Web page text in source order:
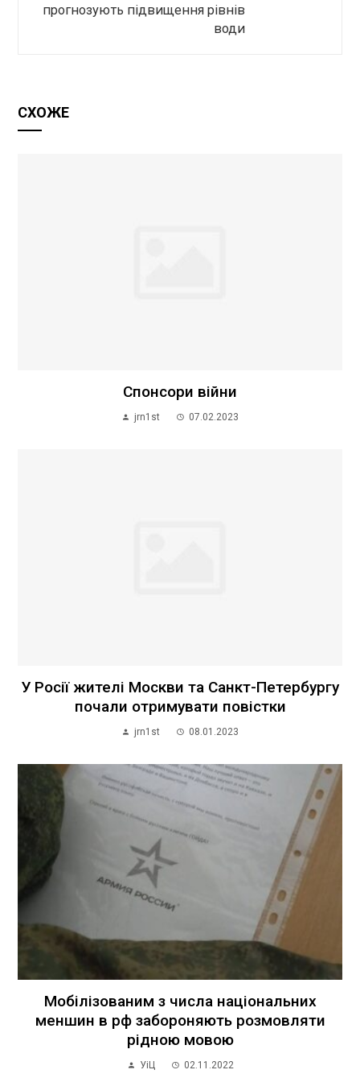
прогнозують підвищення рівнів
води
СХОЖЕ
Спонсори війни
jrn1st 07.02.2023
У Росії жителі Москви та Санкт-Петербургу
почали отримувати повістки
jrn1st 08.01.2023
Мобілізованим з числа національних
меншин в рф забороняють розмовляти
рідною мовою
УіЦ 02.11.2022